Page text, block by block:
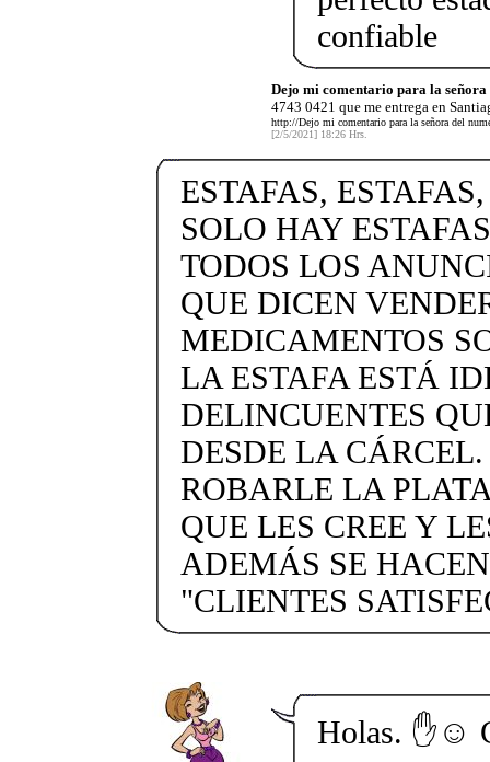
confiable
Dejo mi comentario para la
4743 0421 que me entrega en
http://Dejo mi comentario para la señora del
[2/5/2021] 18:26 Hrs.
ESTAFAS,
SOLO HAY
TODOS LOS
QUE DICEN
MEDICAMENTOS
LA ESTAFA ESTÁ
DELINCUENTES
DESDE LA
ROBARLE LA
QUE LES CREE Y
ADEMÁS SE
"CLIENTES
Holas. ✋☺️